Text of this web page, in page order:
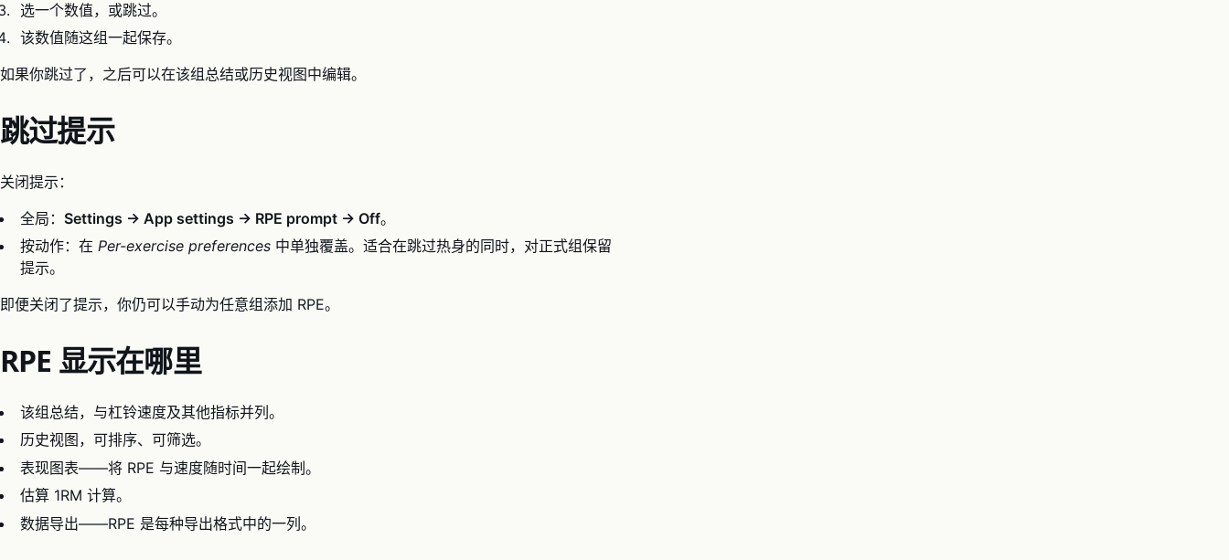
选一个数值，或跳过。
该数值随这组一起保存。
如果你跳过了，之后可以在该组总结或历史视图中编辑。
跳过提示
关闭提示：
全局：Settings → App settings → RPE prompt → Off。
按动作：在Per-exercise preferences 中单独覆盖。适合在跳过热身的同时，对正式组保留
提示。
即便关闭了提示，你仍可以手动为任意组添加 RPE。
RPE 显示在哪里
该组总结，与杠铃速度及其他指标并列。
历史视图，可排序、可筛选。
表现图表——将 RPE 与速度随时间一起绘制。
估算 1RM 计算。
数据导出——RPE 是每种导出格式中的一列。